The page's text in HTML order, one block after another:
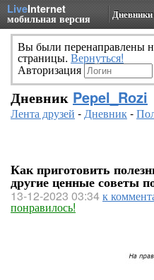
LiveInternet
мобильная версия Дневники
Вы были перенаправлены
страницы. Вернуться!
Авторизация
Дневник Pepel_Rozi
Лента друзей -Дневник-
Как приготовить
другие ценные советы
13-12-2023 03:34к
понравилось!